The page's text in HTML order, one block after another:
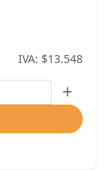
IVA: $13.548